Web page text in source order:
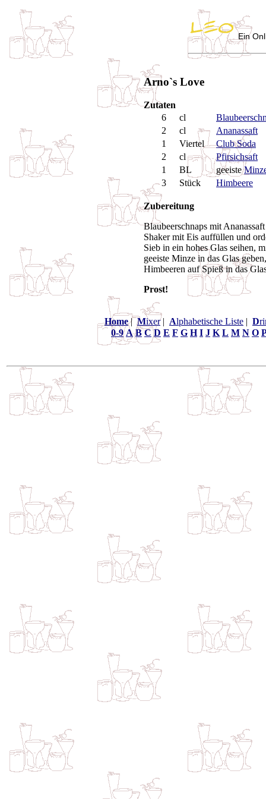
Ein
Arno`s Love
Zutaten
6
cl
2
cl
Ananassaft
1
Viertel
Club Soda
2
cl
Pfirsichsaft
1
BL geeiste
3
Stück Himbeere
Zubereitung
Blaubeerschnaps mit
Shaker mit Eis auffüllen und
Sieb in ein hohes Glas seihen,
geeiste Minze in das Glas
Himbeeren auf Spieß in das
Prost!
Home|Mixer| Alphabetische Liste | D
0-9 A B C D E F G H I J K L M N O